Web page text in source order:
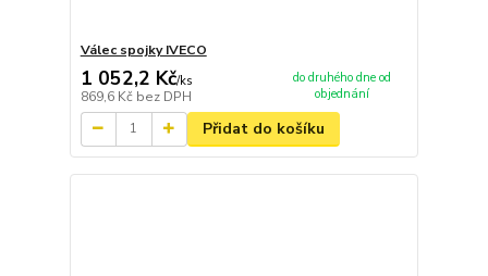
Válec spojky IVECO
1 052,2 Kč/ks
869,6 Kč bez DPH
do druhého dne od
objednání
Přidat do košíku